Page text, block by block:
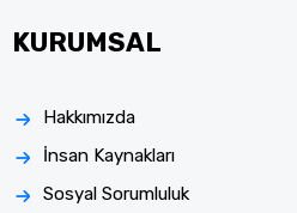
KURUMSAL
Hakkımızda
İnsan Kaynakları
Sosyal Sorumluluk